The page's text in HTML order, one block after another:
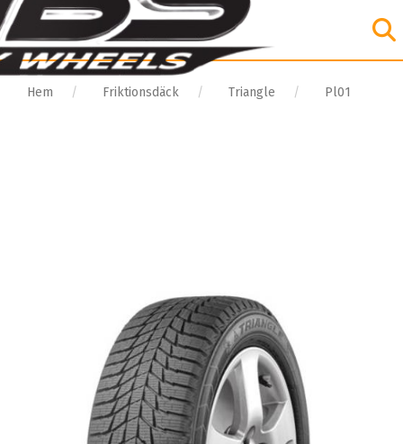
Hem Friktionsdäck Triangle Pl01